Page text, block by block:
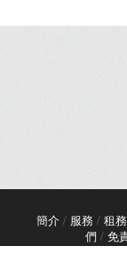
簡介 / 服務 / 租
們 / 免